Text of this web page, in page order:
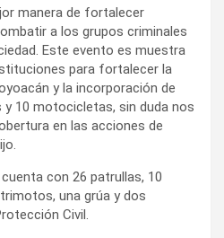
manera de fortalecer
a los grupos criminales
Este evento es muestra
para fortalecer la
y la incorporación de
10 motocicletas, sin duda nos
en las acciones de
con 26 patrullas, 10
una grúa y dos
Civil.